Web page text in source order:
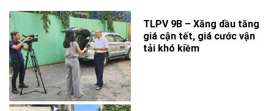
TLPV 9B – Xăng dầu tăng
giá cận tết, giá cước vận
tải khó kiềm